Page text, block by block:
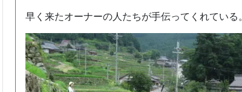
早く来たオーナーの人たちが手伝ってくれている。